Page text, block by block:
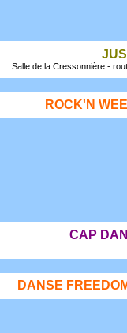
Salle de la Cressonnière -
ROCK'N
CAP
DANSE